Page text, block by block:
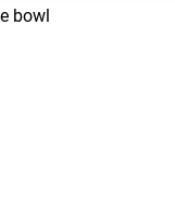
bowl